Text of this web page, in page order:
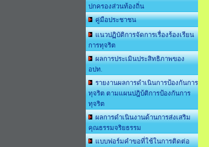
ปกครองส่วนท้องถิ่น
คู่มือประชาชน
แนวปฏิบัติการจัดการเรื่องร้องเรียน
การทุจริต
ผลการประเมินประสิทธิภาพของ
อปท.
รายงานผลการดำเนินการป้องกันการ
ทุจริต ตามแผนปฎิบ้ติการป้องกันการ
ทุจริต
ผลการดำเนินงานด้านการส่งเสริม
คุณธรรมจริยธรรม
แบบฟอร์มคำขอที่ใช้ในการติดต่อ